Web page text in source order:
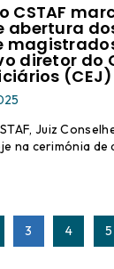
CSTAF
abertura
diretor do
(CEJ)
Juiz
na cerimónia de
3 4 5